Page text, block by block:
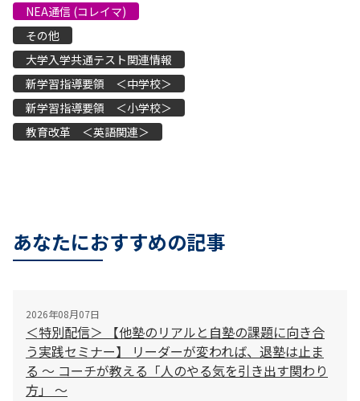
NEA通信 (コレイマ)
その他
大学入学共通テスト関連情報
新学習指導要領 ＜中学校＞
新学習指導要領 ＜小学校＞
教育改革 ＜英語関連＞
あなたにおすすめの記事
2026年08月07日
＜特別配信＞ 【他塾のリアルと自塾の課題に向き合
う実践セミナー】 リーダーが変われば、退塾は止ま
る 〜 コーチが教える「人のやる気を引き出す関わり
方」 〜